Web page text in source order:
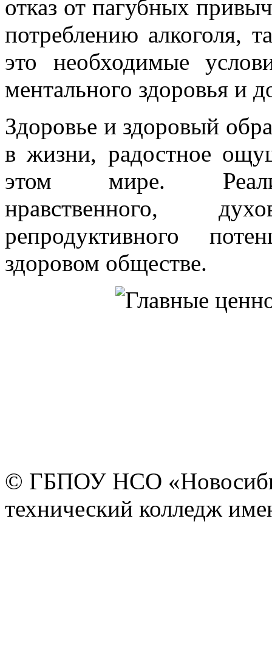
отказ от пагубных
потреблению алкоголя,
это необходимые
ментального здоровья и
Здоровье и здоровый
в жизни, радостное
этом мире.
нравственного,
репродуктивного
здоровом обществе.
© ГБПОУ НСО
технический колледж